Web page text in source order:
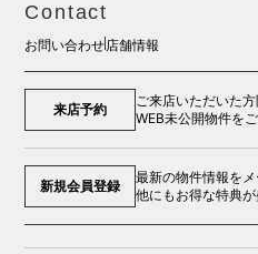
Contact
お問い合わせ店舗情報
来店予約
ご来店いただいた方
WEB未公開物件を
新規会員登録
最新の物件情報を
他にもお得な特典